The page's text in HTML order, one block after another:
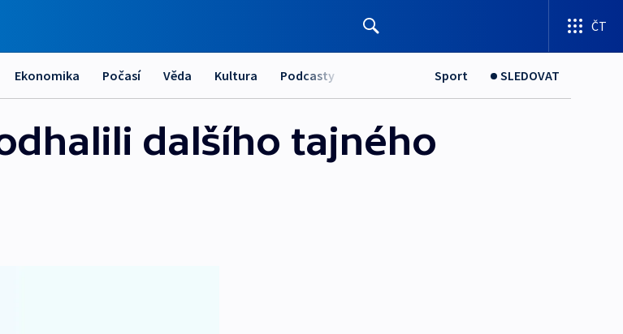
ČT
Ekonomika Počasí Věda Kultura Podcasty Sport SLEDOVAT
dalšího tajného